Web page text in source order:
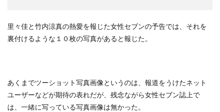
里々佳と竹内涼真の熱愛を報じた女性セブンの予告では、それを
裏付けるような１０枚の写真があると報じた。
あくまでツーショット写真画像というのは、報道をうけたネット
ユーザーなどが期待の表れだが、残念ながら女性セブン誌上で
は、一緒に写っている写真画像は無かった。